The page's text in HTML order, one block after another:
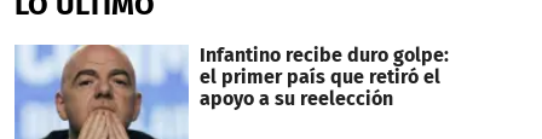
34
Infantino recibe duro golpe:
el primer país que retiró el
apoyo a su reelección